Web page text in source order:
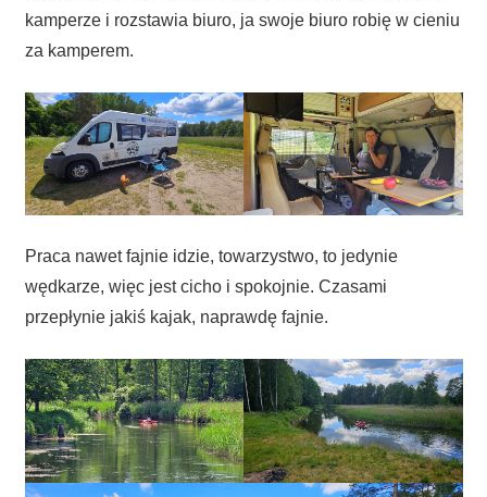
kamperze i rozstawia biuro, ja swoje biuro robię w cieniu
za kamperem.
Praca nawet fajnie idzie, towarzystwo, to jedynie
wędkarze, więc jest cicho i spokojnie. Czasami
przepłynie jakiś kajak, naprawdę fajnie.